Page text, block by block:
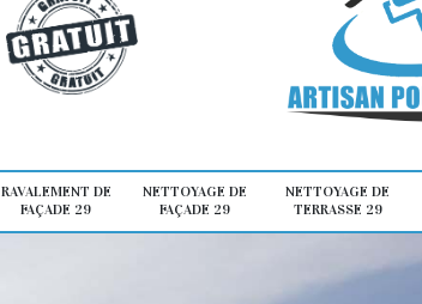
RAVALEMENT DE
FAÇADE 29
NETTOYAGE DE
FAÇADE 29
NETTOYAGE DE
TERRASSE 29